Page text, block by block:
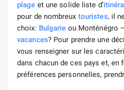
plage et une solide liste d’
pour de nombreux touristes, il
choix: Bulgarie ou Monténégro
vacances? Pour prendre une
vous renseigner sur les
dans chacun de ces pays et, en
préférences personnelles,